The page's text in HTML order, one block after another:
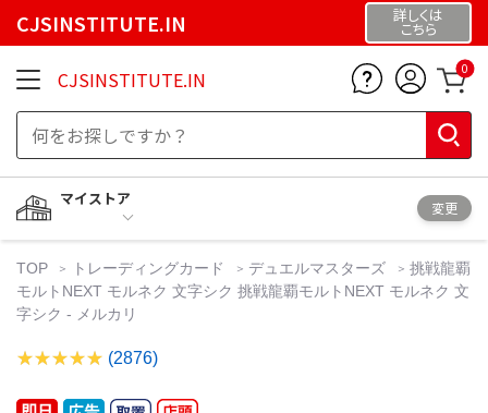
CJSINSTITUTE.IN 詳しくは
こちら
CJSINSTITUTE.IN 0
マイストア
変更
TOP トレーディングカード デュエルマスターズ
挑戦龍覇
モルトNEXT モルネク 文字シク 挑戦龍覇モルトNEXT モルネク 文
字シク - メルカリ
(2876)